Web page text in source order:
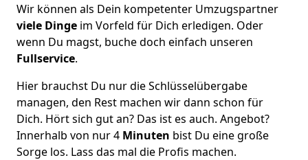
Wir können als Dein kompetenter Umzugspartner
viele Dinge im Vorfeld für Dich erledigen. Oder
wenn Du magst, buche doch einfach unseren
Fullservice.
Hier brauchst Du nur die Schlüsselübergabe
managen, den Rest machen wir dann schon für
Dich. Hört sich gut an? Das ist es auch. Angebot?
Innerhalb von nur 4 Minuten bist Du eine große
Sorge los. Lass das mal die Profis machen.